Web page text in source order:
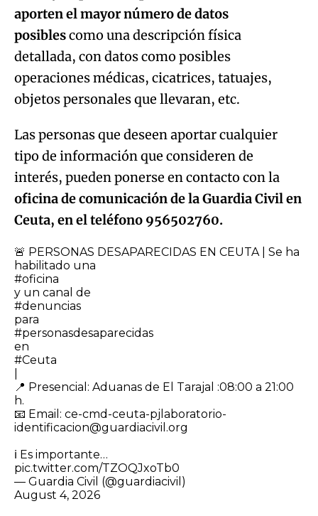
aporten el mayor número de datos
posiblescomo una descripción física
detallada, con datos como posibles
operaciones médicas, cicatrices, tatuajes,
objetos personales que llevaran, etc.
Las personas que deseen aportar cualquier
tipo de información que consideren de
interés, pueden ponerse en contacto con la
oficina de comunicación de la Guardia Civil en
Ceuta, en el teléfono 956502760.
🚨 PERSONAS DESAPARECIDAS EN CEUTA | Se ha
habilitado una
#oficina
y un canal de
#denuncias
para
#personasdesaparecidas
en
#Ceuta
​📍 Presencial: Aduanas de El Tarajal :08:00 a 21:00
h.
📧 Email: ce-cmd-ceuta-pjlaboratorio-
identificacion@guardiacivil.org
ℹ️ Es importante…
pic.twitter.com/TZOQJxoTb0
— Guardia Civil (@guardiacivil)
August 4, 2026